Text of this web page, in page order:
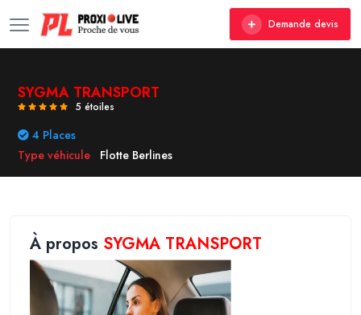
Demande devis
SYGMA TRANSPORT
5 étoiles
4 Places
Type véhicule
Flotte Berlines
À propos SYGMA TRANSPORT